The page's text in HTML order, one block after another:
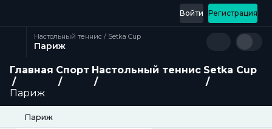
Регистрация
Войти
Настольный теннис / Setka Cup
Париж
Главная Спорт Настольный теннис Setka Cup
Париж
Париж